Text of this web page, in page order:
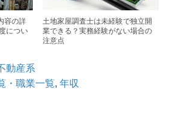
容の詳
につい
土地家屋調査士は未経験で独立開
業できる？実務経験がない場合の
注意点
動産系
・職業一覧, 年収